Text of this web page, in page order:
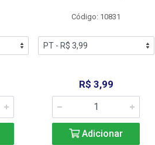
Código: 10831
R$ 3,99
Adicionar